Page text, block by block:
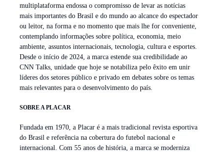
multiplataforma endossa o compromisso de levar as notícias
mais importantes do Brasil e do mundo ao alcance do espectador
ou leitor, na forma e no momento que mais lhe for conveniente,
contemplando informações sobre política, economia, meio
ambiente, assuntos internacionais, tecnologia, cultura e esportes.
Desde o início de 2024, a marca estende sua credibilidade ao
CNN Talks, unidade que hoje se notabiliza pelo êxito em unir
líderes dos setores público e privado em debates sobre os temas
mais relevantes para o desenvolvimento do país.
SOBRE A PLACAR
Fundada em 1970, a Placar é a mais tradicional revista esportiva
do Brasil e referência na cobertura do futebol nacional e
internacional. Com 55 anos de história, a marca se moderniza